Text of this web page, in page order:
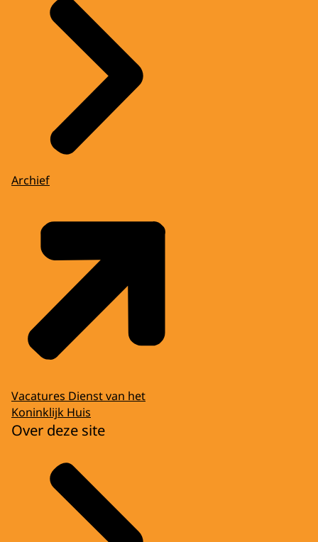
Archief
Vacatures Dienst van het
Koninklijk Huis
Over deze site